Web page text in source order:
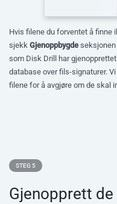
Hvis filene du forventet å finne
sjekk Gjenoppbygde seksjonen
som Disk Drill har
database over fils-signaturer.
filene for å avgjøre om de skal
STEG 5
Gjenopprett